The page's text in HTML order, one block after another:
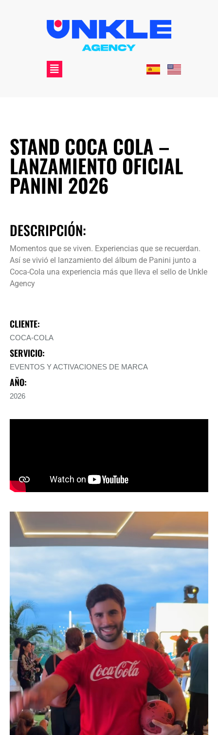
STAND COCA COLA –
LANZAMIENTO OFICIAL
PANINI 2026
DESCRIPCIÓN:
Momentos que se viven. Experiencias que se recuerdan.
Así se vivió el lanzamiento del álbum de Panini junto a
Coca-Cola una experiencia más que lleva el sello de Unkle
Agency
CLIENTE:
COCA-COLA
SERVICIO:
EVENTOS Y ACTIVACIONES DE MARCA
AÑO:
2026